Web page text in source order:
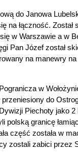
do Janowa
na łączność.
w Warszawie a w
Pan Józef został
na manewry
w
do
Piechoty jako
granicę
część została w
zostali zabici przez